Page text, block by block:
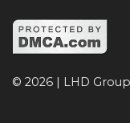
© 2026 | LHD Group